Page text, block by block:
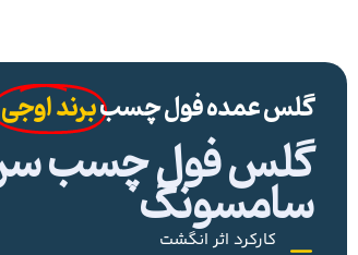
گلس عمده فول چسببرند اوجی
گلس فول چسب
سامسونگ
کارکرد اثر انگشت